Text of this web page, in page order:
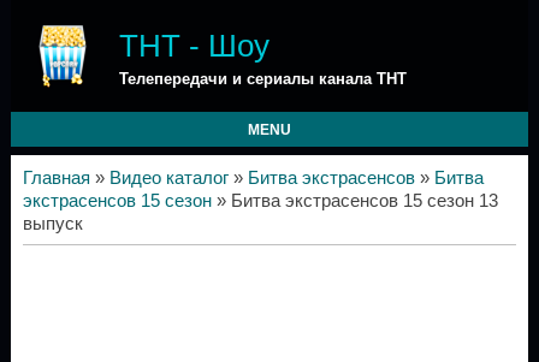
ТНТ - Шоу
Телепередачи и сериалы канала ТНТ
MENU
Главная » Видео каталог» Битва экстрасенсов» Битва
экстрасенсов 15 сезон» Битва экстрасенсов 15 сезон 13
выпуск